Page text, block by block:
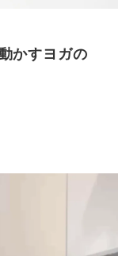
かすヨガの